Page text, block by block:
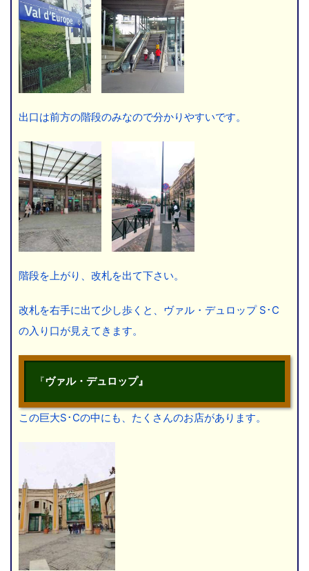
出口は前方の階段のみなので分かりやすいです。
階段を上がり、改札を出て下さい。
改札を右手に出て少し歩くと、ヴァル・デュロップ S･C
の入り口が見えてきます。
『ヴァル・デュロップ』
この巨大S･Cの中にも、たくさんのお店があります。